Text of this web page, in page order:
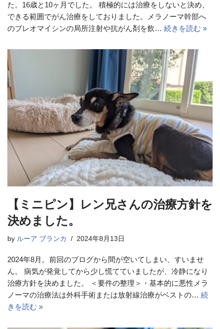
た。16歳と10ヶ月でした。 積極的には治療をしないと決め、
できる範囲でがん治療をしておりました。メラノーマ幹部へ
のブレオマイシンの局所注射や抗がん剤を飲… 続きを読む »
【ミニピン】レン兄さんの治療方針を
決めました。
by ルーア ブランカ 2024年8月13日
2024年8月。前回のブログから間が空いてしまい、すいませ
ん。 病気が発覚してから少し慌てていましたが、冷静になり
治療方針を決めました。 ＜要件の整理＞・基本的に悪性メラ
ノーマの治療法は外科手術または放射線治療がベストの… 続
きを読む »